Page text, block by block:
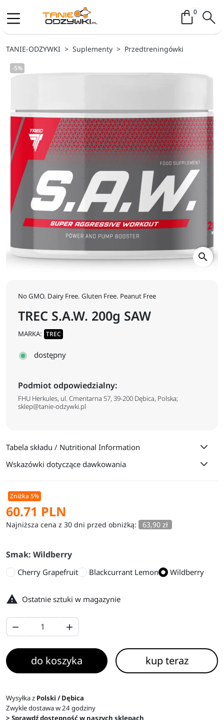
0Koszyk /
TANIE-ODZYWKI Suplementy Przedtreningówki
-5%
search
No GMO. Dairy Free. Gluten Free. Peanut Free
TREC S.A.W. 200g SAW
MARKA: TREC
dostępny
Podmiot odpowiedzialny:
FHU Herkules, ul. Cmentarna 57, 39-200 Dębica, Polska;
sklep@tanie-odzywki.pl
Tabela składu / Nutritional Information
Wskazówki dotyczące dawkowania
Zniżka 5%
60.71 PLN
Najniższa cena z 30 dni przed obniżką: 63,90 zł
Smak: Wildberry
Cherry Grapefruit Blackcurrant Lemon Wildberry
 Ostatnie sztuki w magazynie
 
do koszyka kup teraz
Wysyłka z Polski / Dębica
Zwykle dostawa w 24 godziny
> Sprawdź dostępność w naszych sklepach